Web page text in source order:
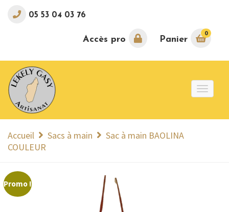
05 53 04 03 76
Accès pro Panier
0
Toggle
Accueil Sacs à main
Sac à main BAOLINA
COULEUR
Promo !